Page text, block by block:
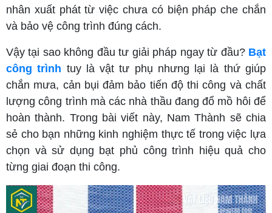
nhân xuất phát từ việc chưa có biện pháp che chắn
và bảo vệ công trình đúng cách.
Vậy tại sao không đầu tư giải pháp ngay từ đầu? Bạt
công trình tuy là vật tư phụ nhưng lại là thứ giúp
chắn mưa, cản bụi đảm bảo tiến độ thi công và chất
lượng công trình mà các nhà thầu đang đổ mồ hôi để
hoàn thành. Trong bài viết này, Nam Thành sẽ chia
sẻ cho bạn những kinh nghiệm thực tế trong việc lựa
chọn và sử dụng bạt phủ công trình hiệu quả cho
từng giai đoạn thi công.